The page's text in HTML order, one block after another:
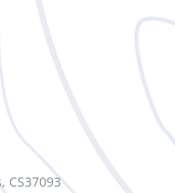
CS37093